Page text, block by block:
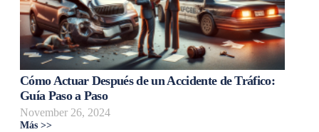
Cómo Actuar Después de un Accidente de Tráfico:
Guía Paso a Paso
November 26, 2024
Más >>